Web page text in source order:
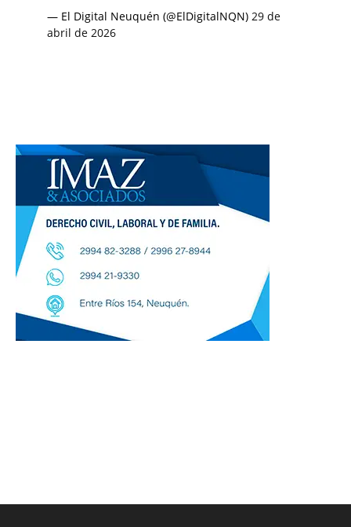
— El Digital Neuquén (@ElDigitalNQN) 29 de
abril de 2026